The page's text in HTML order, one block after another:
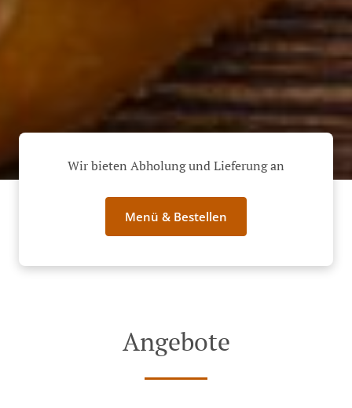
Wir bieten Abholung und Lieferung an
Menü & Bestellen
Angebote